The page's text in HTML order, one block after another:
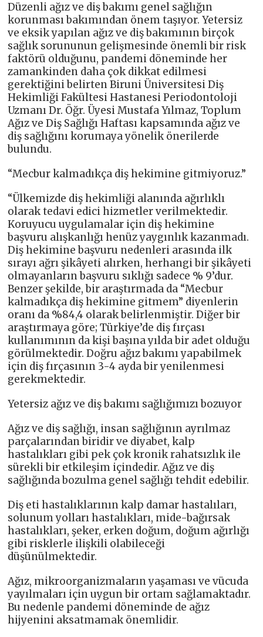
Düzenli ağız ve diş bakımı genel sağlığın
korunması bakımından önem taşıyor. Yetersiz
ve eksik yapılan ağız ve diş bakımının birçok
sağlık sorununun gelişmesinde önemli bir risk
faktörü olduğunu, pandemi döneminde her
zamankinden daha çok dikkat edilmesi
gerektiğini belirten Biruni Üniversitesi Diş
Hekimliği Fakültesi Hastanesi Periodontoloji
Uzmanı Dr. Öğr. Üyesi Mustafa Yılmaz, Toplum
Ağız ve Diş Sağlığı Haftası kapsamında ağız ve
diş sağlığını korumaya yönelik önerilerde
bulundu.
“Mecbur kalmadıkça diş hekimine gitmiyoruz.”
“Ülkemizde diş hekimliği alanında ağırlıklı
olarak tedavi edici hizmetler verilmektedir.
Koruyucu uygulamalar için diş hekimine
başvuru alışkanlığı henüz yaygınlık kazanmadı.
Diş hekimine başvuru nedenleri arasında ilk
sırayı ağrı şikâyeti alırken, herhangi bir şikâyeti
olmayanların başvuru sıklığı sadece % 9’dur.
Benzer şekilde, bir araştırmada da “Mecbur
kalmadıkça diş hekimine gitmem” diyenlerin
oranı da %84,4 olarak belirlenmiştir. Diğer bir
araştırmaya göre; Türkiye’de diş fırçası
kullanımının da kişi başına yılda bir adet olduğu
görülmektedir. Doğru ağız bakımı yapabilmek
için diş fırçasının 3-4 ayda bir yenilenmesi
gerekmektedir.
Yetersiz ağız ve diş bakımı sağlığımızı bozuyor
Ağız ve diş sağlığı, insan sağlığının ayrılmaz
parçalarından biridir ve diyabet, kalp
hastalıkları gibi pek çok kronik rahatsızlık ile
sürekli bir etkileşim içindedir. Ağız ve diş
sağlığında bozulma genel sağlığı tehdit edebilir.
Diş eti hastalıklarının kalp damar hastalıları,
solunum yolları hastalıkları, mide-bağırsak
hastalıkları, şeker, erken doğum, doğum ağırlığı
gibi risklerle ilişkili olabileceği
düşünülmektedir.
Ağız, mikroorganizmaların yaşaması ve vücuda
yayılmaları için uygun bir ortam sağlamaktadır.
Bu nedenle pandemi döneminde de ağız
hijyenini aksatmamak önemlidir.